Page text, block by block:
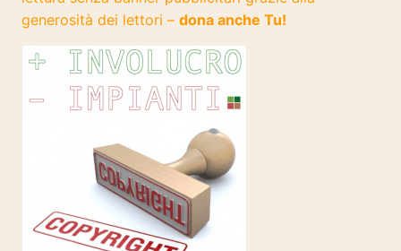
generosità dei lettori – dona anche Tu!